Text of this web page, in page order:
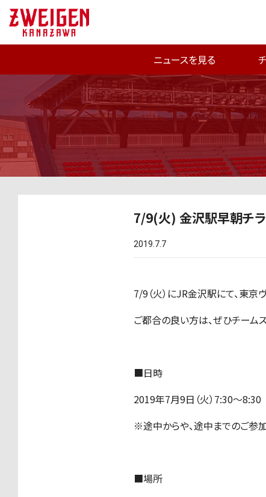
ニュースを見る
7/9(火) 金沢駅早朝チ
2019.7.7
7/9（火）にJR金沢駅にて、東京
ご都合の良い方は、ぜひチーム
■日時
2019年7月9日（火）7:30〜8:30
※途中からや、途中までのご参
■場所